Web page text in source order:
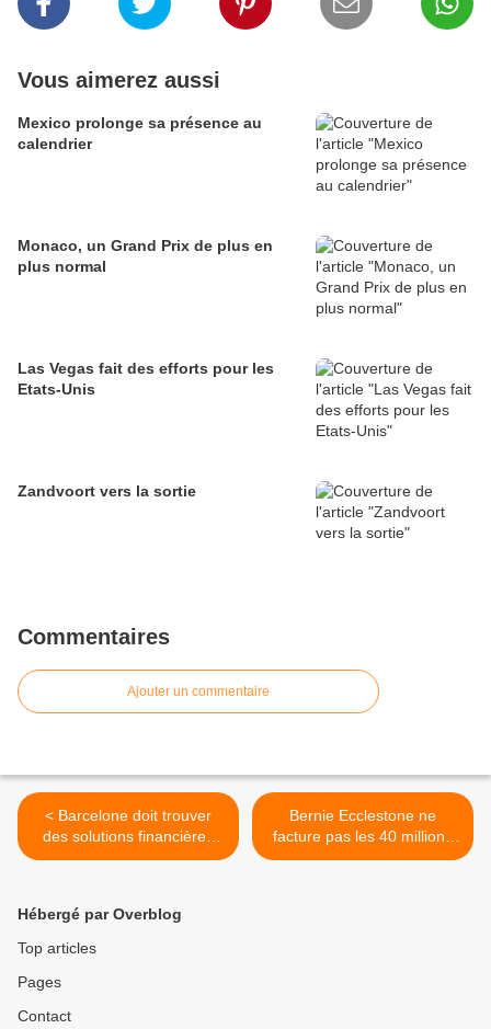
Vous aimerez aussi
Mexico prolonge sa présence au
calendrier
Monaco, un Grand Prix de plus en
plus normal
Las Vegas fait des efforts pour les
Etats-Unis
Zandvoort vers la sortie
Commentaires
Ajouter un commentaire
< Barcelone doit trouver
des solutions financières
au-delà de 2012
Bernie Ecclestone ne
facture pas les 40 millions
de dollars à Bahrain >
Hébergé par Overblog
Top articles
Pages
Contact